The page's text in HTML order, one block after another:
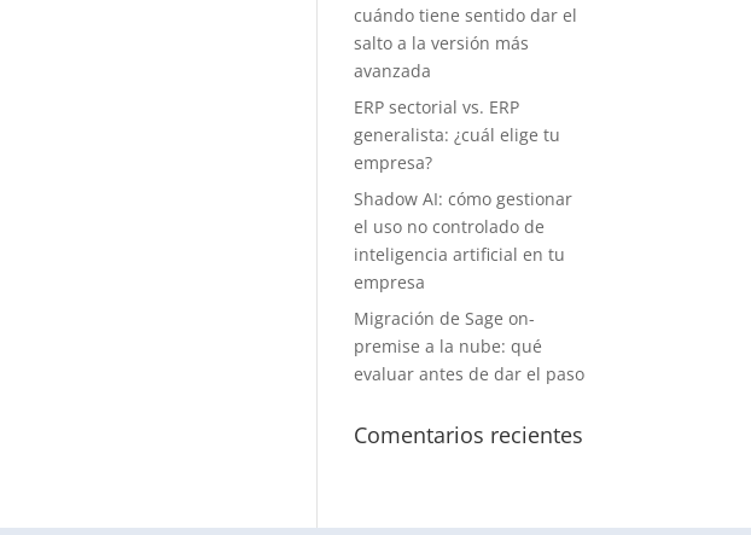
cuándo tiene sentido dar el
salto a la versión más
avanzada
ERP sectorial vs. ERP
generalista: ¿cuál elige tu
empresa?
Shadow AI: cómo gestionar
el uso no controlado de
inteligencia artificial en tu
empresa
Migración de Sage on-
premise a la nube: qué
evaluar antes de dar el paso
Comentarios recientes